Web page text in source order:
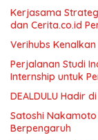
Kerjasama
dan Cerita.co.id
Verihubs
Perjalanan Studi
Internship untuk
DEALDULU Hadir
Satoshi
Berpengaruh